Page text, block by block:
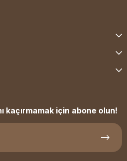
kaçırmamak için abone olun!